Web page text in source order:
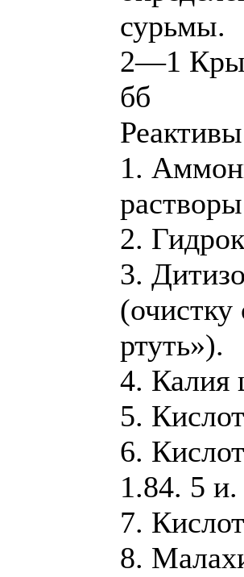
сурьмы.
2—1
бб
Реактивы
1.
2.
3.
(очистку
ртуть»).
4. Калия
5.
6.
1.84. 5
7.
8.